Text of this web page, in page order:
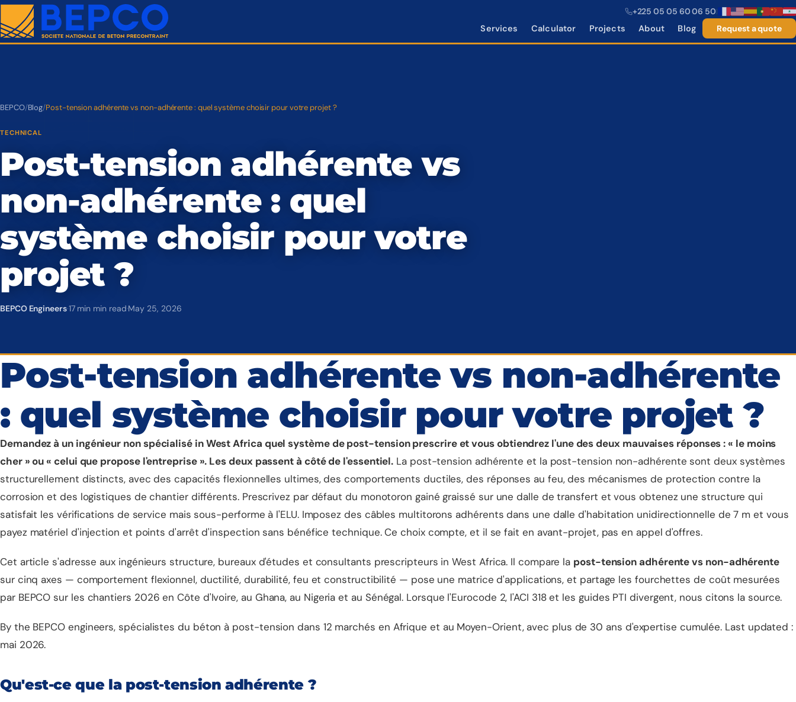
+225 05 05 60 06 50|
Services Calculator Projects About Blog Request a quote
BEPCO/Blog/Post-tension adhérente vs non-adhérente : quel système choisir pour votre projet ?
TECHNICAL
Post-tension adhérente vs
non-adhérente : quel
système choisir pour votre
projet ?
BEPCO Engineers·17 min min read·May 25, 2026
Post-tension adhérente vs non-adhérente
: quel système choisir pour votre projet ?
Demandez à un ingénieur non spécialisé in West Africa quel système de post-tension prescrire et vous obtiendrez l'une des deux mauvaises réponses : « le moins
cher » ou « celui que propose l'entreprise ». Les deux passent à côté de l'essentiel. La post-tension adhérente et la post-tension non-adhérente sont deux systèmes
structurellement distincts, avec des capacités flexionnelles ultimes, des comportements ductiles, des réponses au feu, des mécanismes de protection contre la
corrosion et des logistiques de chantier différents. Prescrivez par défaut du monotoron gainé graissé sur une dalle de transfert et vous obtenez une structure qui
satisfait les vérifications de service mais sous-performe à l'ELU. Imposez des câbles multitorons adhérents dans une dalle d'habitation unidirectionnelle de 7 m et vous
payez matériel d'injection et points d'arrêt d'inspection sans bénéfice technique. Ce choix compte, et il se fait en avant-projet, pas en appel d'offres.
Cet article s'adresse aux ingénieurs structure, bureaux d'études et consultants prescripteurs in West Africa. Il compare la post-tension adhérente vs non-adhérente
sur cinq axes — comportement flexionnel, ductilité, durabilité, feu et constructibilité — pose une matrice d'applications, et partage les fourchettes de coût mesurées
par BEPCO sur les chantiers 2026 en Côte d'Ivoire, au Ghana, au Nigeria et au Sénégal. Lorsque l'Eurocode 2, l'ACI 318 et les guides PTI divergent, nous citons la source.
By the BEPCO engineers, spécialistes du béton à post-tension dans 12 marchés en Afrique et au Moyen-Orient, avec plus de 30 ans d'expertise cumulée. Last updated :
mai 2026.
Qu'est-ce que la post-tension adhérente ?